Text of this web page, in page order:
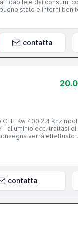
e dai consumi
stato e Interni ben
contatta
Kw 400 2.4 Khz
alluminio ecc. trattasi
verrà effettuato
contatta